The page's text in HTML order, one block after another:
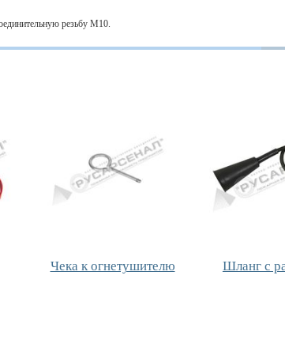
резьбу М10.
Чека к огнетушителю Шланг с